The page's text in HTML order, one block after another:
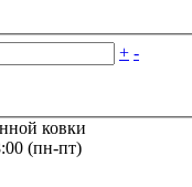
+ -
ковки
(пн-пт)